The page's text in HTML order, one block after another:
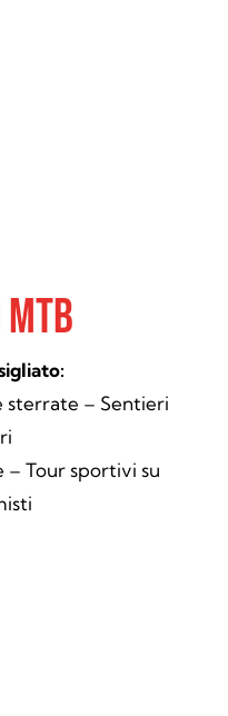
sterrate – Sentieri
– Tour sportivi su